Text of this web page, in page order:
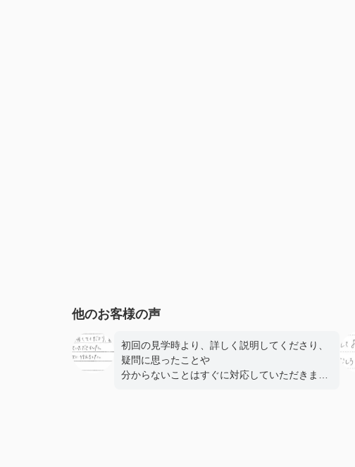
他のお客様の声
初回の見学時より、詳しく説明してくださり、
疑問に思ったことや
分からないことはすぐに対応していただきまし